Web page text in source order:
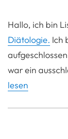
Hallo, ich bin
Diätologie. Ich
war ein
lesen